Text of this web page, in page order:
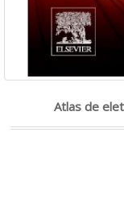
Atlas de